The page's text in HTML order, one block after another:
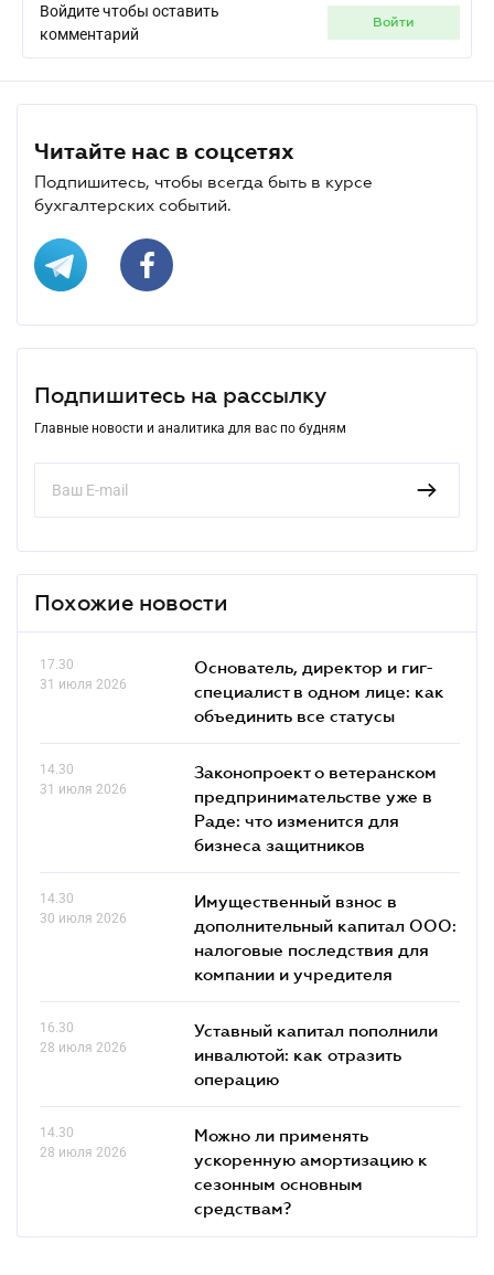
Войдите чтобы оставить
комментарий
войти
Читайте нас в соцсетях
Подпишитесь, чтобы всегда быть в курсе
бухгалтерских событий.
Подпишитесь на рассылку
Главные новости и аналитика для вас по будням
Похожие новости
17.30
31 июля 2026
Основатель, директор и гиг-
специалист в одном лице: как
объединить все статусы
14.30
31 июля 2026
Законопроект о ветеранском
предпринимательстве уже в
Раде: что изменится для
бизнеса защитников
14.30
30 июля 2026
Имущественный взнос в
дополнительный капитал ООО:
налоговые последствия для
компании и учредителя
16.30
28 июля 2026
Уставный капитал пополнили
инвалютой: как отразить
операцию
14.30
28 июля 2026
Можно ли применять
ускоренную амортизацию к
сезонным основным
средствам?